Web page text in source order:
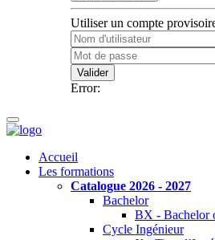
Utiliser un compte
Valider
Error:
Accueil
Les formations
Catalogue 2026 - 2027
Bachelor
BX - Bachelor
Cycle Ingénieur